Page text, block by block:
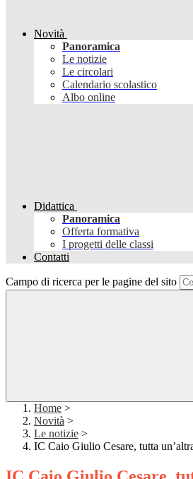
Novità
Panoramica
Le notizie
Le circolari
Calendario scolastico
Albo online
Didattica
Panoramica
Offerta formativa
I progetti delle classi
Contatti
Campo di ricerca per le pagine del sito
Home >
Novità >
Le notizie >
IC Caio Giulio Cesare, tutta